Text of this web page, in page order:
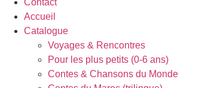
Contact
Accueil
Catalogue
Voyages & Rencontres
Pour les plus petits (0-6 ans)
Contes & Chansons du Monde